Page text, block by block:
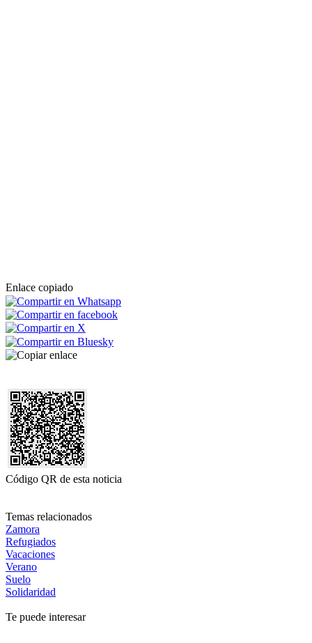
Enlace copiado
Código QR de esta noticia
Temas relacionados
Zamora
Refugiados
Vacaciones
Verano
Suelo
Solidaridad
Te puede interesar